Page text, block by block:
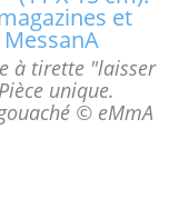
à tirette "laisser
unique.
© eMmA